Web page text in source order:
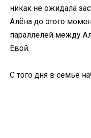
никак не ожидала
Алёна до этого
параллелей между
Евой.
С того дня в семье